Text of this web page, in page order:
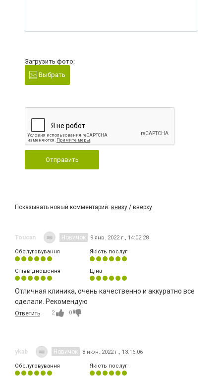
Загрузить фото:
Выбрать
Отправить
Показывать новый комментарий: внизу / вверху
Toucan Новичок 9 янв. 2022 г., 14:02:28
Обслуговування Якість послуг
Співвідношення Ціна
Отличная клиника, очень качественно и аккуратно все
сделали. Рекомендую
Ответить 2 0
ykab Новичок 8 июн. 2022 г., 13:16:06
Обслуговування Якість послуг